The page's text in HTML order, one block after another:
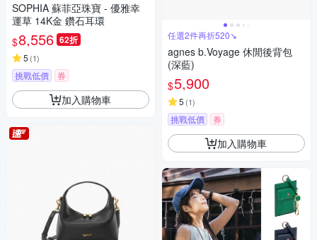
SOPHIA 蘇菲亞珠寶 - 優雅幸
運草 14K金 鑽石耳環
$8,556 62折
5 (1)
挑戰低價 券
加入購物車
任選2件再折520↘
agnes b.Voyage 休閒後背包
(深藍)
$5,900
5 (1)
挑戰低價 券
加入購物車